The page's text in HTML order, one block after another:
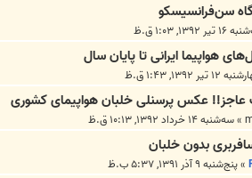
سن‌فرانسیسکو
۱۳۹۲, ۱:۰۳ ق.ظ
هواپیما ایرانی تا پایان سال
تیر ۱۳۹۲, ۱:۴۳ ق.ظ
عکس پرسنلی خلبان هواپیمای کشوری
»سه‌شنبه ۱۴ خرداد ۱۳۹۲, ۱۰:۱۳ ق.ظ
بدون خلبان
»پنج‌شنبه ۹ آذر ۱۳۹۱, ۵:۳۷ ب.ظ